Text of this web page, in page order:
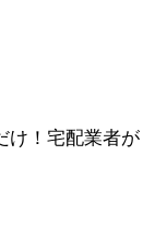
け！宅配業者が